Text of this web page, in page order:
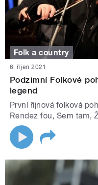
Folk a country
6. říjen 2021
Podzimní Folkové
legend
První říjnová folková
Rendez fou, Sem tam,